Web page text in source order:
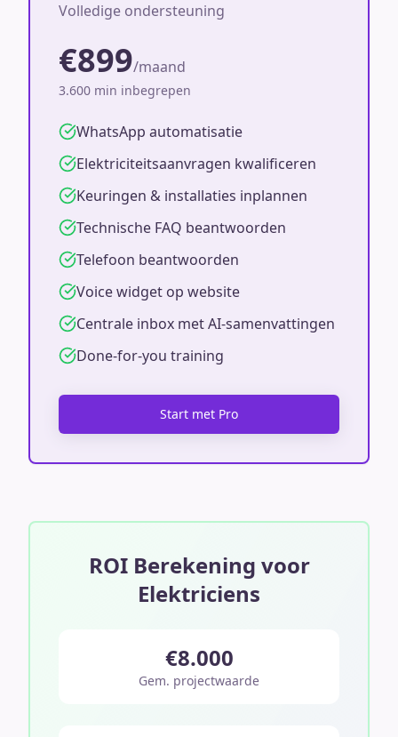
Volledige ondersteuning
€899/maand
3.600 min inbegrepen
WhatsApp automatisatie
Elektriciteitsaanvragen kwalificeren
Keuringen & installaties inplannen
Technische FAQ beantwoorden
Telefoon beantwoorden
Voice widget op website
Centrale inbox met AI-samenvattingen
Done-for-you training
Start met Pro
ROI Berekening voor
Elektriciens
€8.000
Gem. projectwaarde